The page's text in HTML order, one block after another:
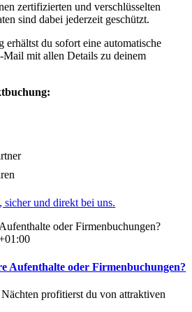
zertifizierten und verschlüsselten
sind dabei jederzeit geschützt.
du sofort eine automatische
Mail mit allen Details zu deinem
und direkt bei uns.
oder Firmenbuchungen?
Aufenthalte oder Firmenbuchungen?
profitierst du von attraktiven